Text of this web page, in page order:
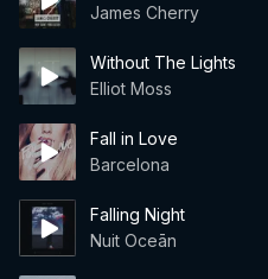
James Cherry
Without The Lights
Elliot Moss
Fall in Love
Barcelona
Falling Night
Nuit Oceān